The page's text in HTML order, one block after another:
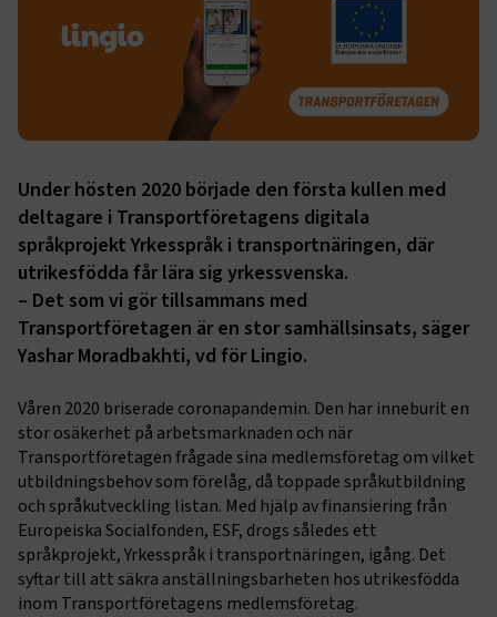
Under hösten 2020 började den första kullen med
deltagare i Transportföretagens digitala
språkprojekt Yrkesspråk i transportnäringen, där
utrikesfödda får lära sig yrkessvenska.
– Det som vi gör tillsammans med
Transportföretagen är en stor samhällsinsats, säger
Yashar Moradbakhti, vd för Lingio.
Våren 2020 briserade coronapandemin. Den har inneburit en
stor osäkerhet på arbetsmarknaden och när
Transportföretagen frågade sina medlemsföretag om vilket
utbildningsbehov som förelåg, då toppade språkutbildning
och språkutveckling listan. Med hjälp av finansiering från
Europeiska Socialfonden, ESF, drogs således ett
språkprojekt, Yrkesspråk i transportnäringen, igång. Det
syftar till att säkra anställningsbarheten hos utrikesfödda
inom Transportföretagens medlemsföretag.